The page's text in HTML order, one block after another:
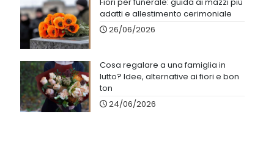
adatti e allestimento cerimoniale
26/06/2026
Cosa regalare a una famiglia in
lutto? Idee, alternative ai fiori e bon
ton
24/06/2026